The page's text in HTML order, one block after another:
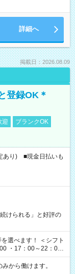
詳細へ
掲載日：2026.08.09
登録OK＊
迎
ブランクOK
あり) ■現金日払いも
けられる」と好評の
・17：00～22：00
ど
から働けます。